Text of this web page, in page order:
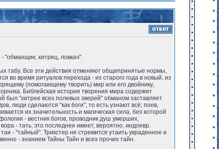
"обманщик, хитрец, ловкач".
табу. Все эти действия отменяют общепринятые нормы,
во время ритуалов перехода - из старого года в новый, из
(помогающему творить) мир или его двойнику,
Библейская история творения мира содержит
был "хитрее всех полевых зверей" обманом заставляет
люди сделаются "как боги", то есть узнают всё; поев,
их значительность и магическая сила, без которой
- вестник богов, проводник душ умерших,
- тать; это последнее имеет, вероятно, индоевр.
- "тайный". Трикстер не стремится утаить украденное и
- знанием Тайны Тайн и всех прочих тайн.